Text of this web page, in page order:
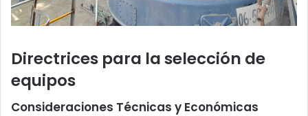
Directrices para la selección de
equipos
Consideraciones Técnicas y Económicas